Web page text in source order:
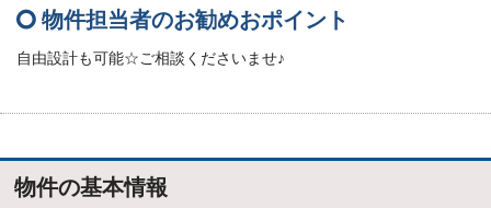
物件担当者のお勧めおポイント
自由設計も可能☆ご相談くださいませ♪
物件の基本情報